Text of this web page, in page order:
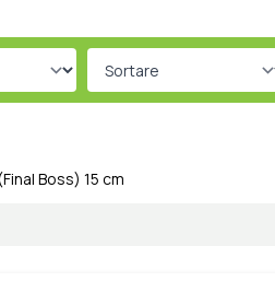
Boss) 15 cm